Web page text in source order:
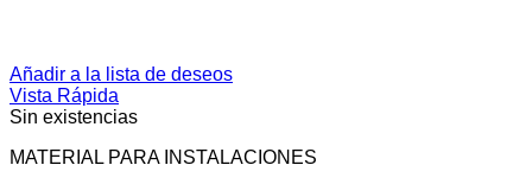
Añadir a la lista de deseos
Vista Rápida
Sin existencias
MATERIAL PARA INSTALACIONES